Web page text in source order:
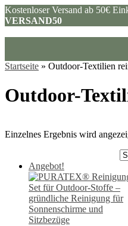
Kostenloser Versand ab 50€
VERSAND50
Startseite » Outdoor-Textilien
Outdoor-
Einzelnes Ergebnis wird
Angebot!